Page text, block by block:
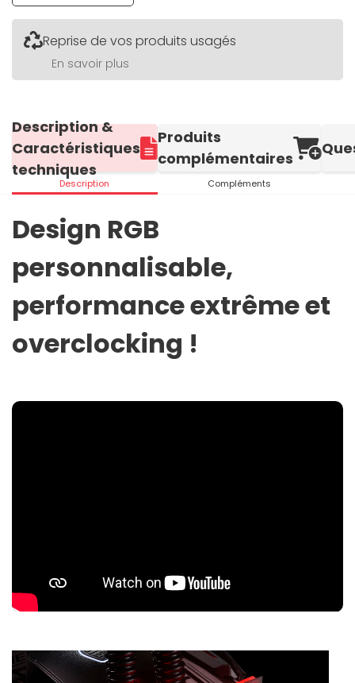
Reprise de vos produits usagés
En savoir plus
Description &
Caractéristiques
techniques
Description
Produits
complémentaires
Compléments
Design RGB
personnalisable,
performance extrême et
overclocking !